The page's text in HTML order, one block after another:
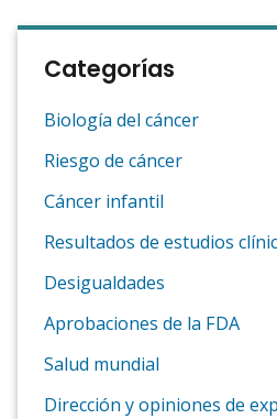
Categorías
Biología del cáncer
Riesgo de cáncer
Cáncer infantil
Resultados de estudios
Desigualdades
Aprobaciones de la FDA
Salud mundial
Dirección y opiniones de